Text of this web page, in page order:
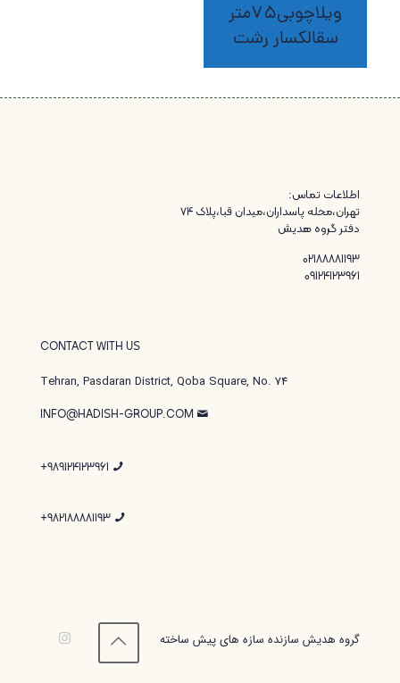
ویلاچوبی75متر
سقالکسار رشت
اطلاعات تماس:
تهران،محله پاسداران،میدان قبا،پلاک ۷۴
دفتر گروه هدیش
02188881193
09124123961
CONTACT WITH US
Tehran, Pasdaran District, Qoba Square, No. 74
گروه هدیش سازنده سازه های پیش ساخته